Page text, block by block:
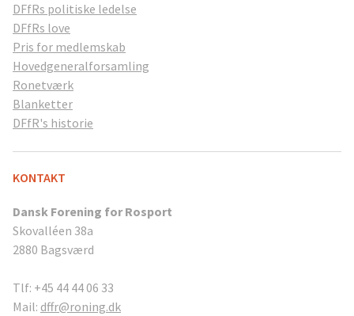
DFfRs politiske ledelse
DFfRs love
Pris for medlemskab
Hovedgeneralforsamling
Ronetværk
Blanketter
DFfR's historie
KONTAKT
Dansk Forening for Rosport
Skovalléen 38a
2880 Bagsværd
Tlf: +45 44 44 06 33
Mail: dffr@roning.dk